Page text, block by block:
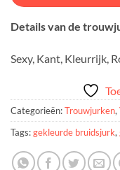
Details van de
Sexy, Kant, Kleurrijk,
Categorieën:Trouwjurken,
Tags:gekleurde bruidsjurk,